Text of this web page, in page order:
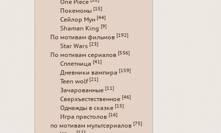
One Piece
Покемоны [15]
Сейлор Мун [44]
Shaman King [9]
По мотивам фильмов [192]
Star Wars [23]
По мотивам сериалов [536]
Сплетница [41]
Дневники вампира [159]
Teen wolf [21]
Зачарованные [11]
Сверхъестественное [46]
Однажды в сказке [15]
Игра престолов [16]
по мотивам мультсериалов [75]